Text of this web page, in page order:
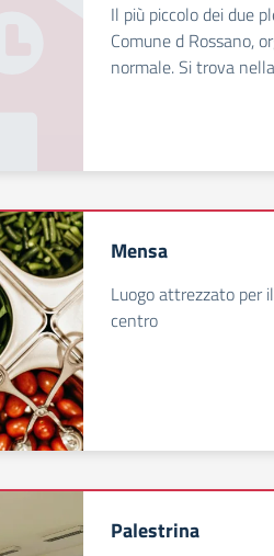
Il più piccolo dei due
Comune d Rossano,
normale. Si trova
Mensa
Luogo attrezzato per
centro
Palestrina